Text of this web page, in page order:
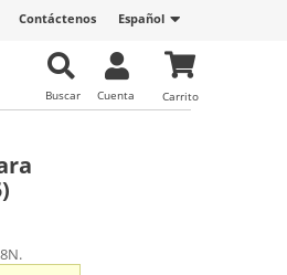
Español
Contáctenos
Carrito
Cuenta
Buscar